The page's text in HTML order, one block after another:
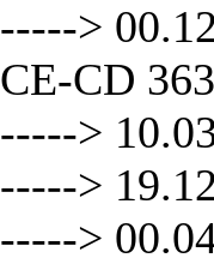
----->
CE-CD 363
----->
----->
----->